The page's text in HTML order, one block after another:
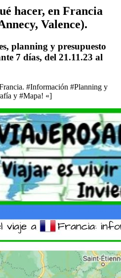
hacer, en Francia
Valence).
planning y presupuesto
7 días, del 21.11.23 al
#Información #Planning y
y #Mapa! «]